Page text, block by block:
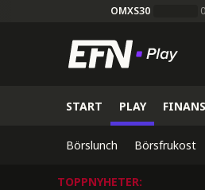
OMXS30
START PLAY
Börslunch Börsfrukost
TOPPNYHETER: